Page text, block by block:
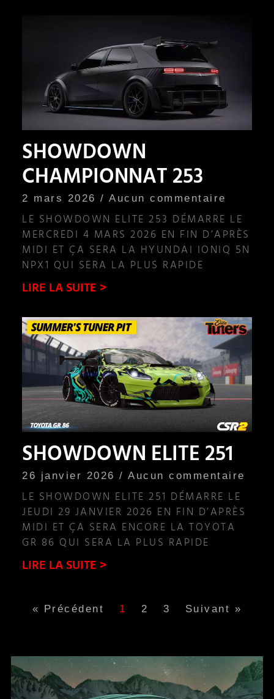
SHOWDOWN
CHAMPIONNAT 253
2 mars 2026 Aucun commentaire
LE SHOWDOWN ELITE 253 DÉMARRE LE
MERCREDI 4 MARS 2026 EN FIN D’APRÈS
MIDI ET ÇA SERA LA HYUNDAI IONIQ 5N
NPX1 QUI SERA LA PLUS RAPIDE
LIRE LA SUITE >
SHOWDOWN ELITE 251
26 janvier 2026 Aucun commentaire
LE SHOWDOWN ELITE 251 DÉMARRE LE
JEUDI 29 JANVIER 2026 EN FIN D’APRÈS
MIDI ET ÇA SERA ENCORE LA TOYOTA
GR 86 QUI SERA LA PLUS RAPIDE
LIRE LA SUITE >
« Précédent 1 2 3 Suivant »